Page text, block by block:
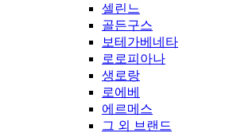
셀린느
골든구스
보테가베네타
로로피아나
생로랑
로에베
에르메스
그 외 브랜드